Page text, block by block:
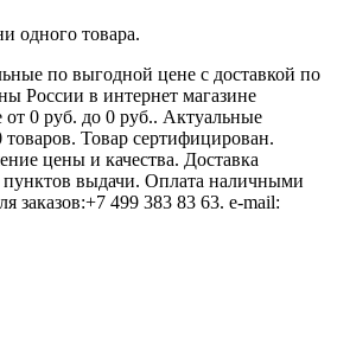
одного товара.
по выгодной цене с доставкой по
России в интернет магазине
от 0 руб. до 0 руб.. Актуальные
Товар сертифицирован.
цены и качества. Доставка
пунктов выдачи. Оплата наличными
заказов:+7 499 383 83 63. e-mail: